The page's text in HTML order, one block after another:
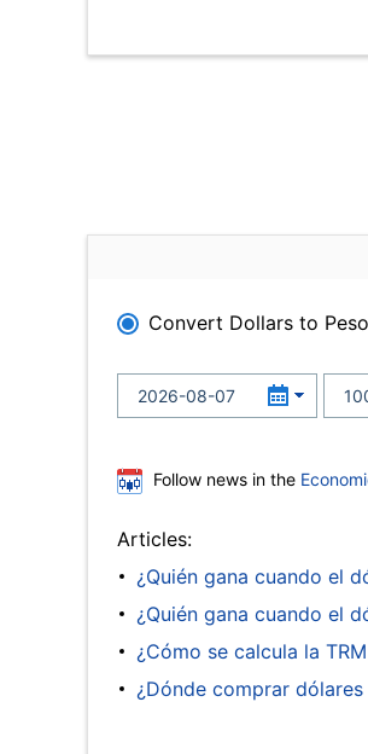
Convert Dollars to
Follow news in the
Articles:
¿Quién gana cuando el
¿Quién gana cuando el
¿Cómo se calcula la
¿Dónde comprar